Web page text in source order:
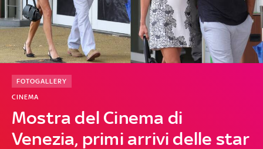
Mostra del Cinema di
Venezia, primi arrivi delle star
CINEMA
FOTOGALLERY